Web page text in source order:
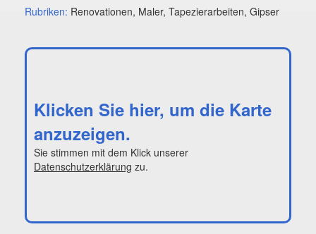
Rubriken: Renovationen, Maler, Tapezierarbeiten, Gipser
Klicken Sie hier, um die Karte
anzuzeigen.
Sie stimmen mit dem Klick unserer
Datenschutzerklärung zu.